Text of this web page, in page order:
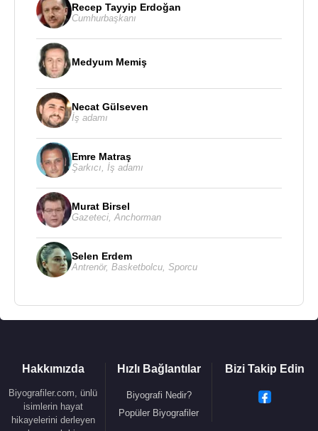
Kaynak:Biyografiler.com
Recep Tayyip Erdoğan
Cumhurbaşkanı
Medyum Memiş
Necat Gülseven
İş adamı
Emre Matraş
Şarkıcı İş adamı
Murat Birsel
Gazeteci Anchorman
Selen Erdem
Antrenör, Basketbolcu Sporcu
Hakkımızda
Biyografiler.com, ünlü
isimlerin hayat
hikayelerini derleyen
Hızlı Bağlantılar
Biyografi Nedir?
Popüler Biyografiler
Bizi Takip Edin